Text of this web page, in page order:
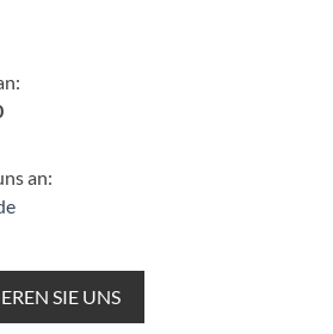
an:
SIE UNS